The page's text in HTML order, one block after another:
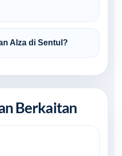
Alza di Sentul?
Berkaitan